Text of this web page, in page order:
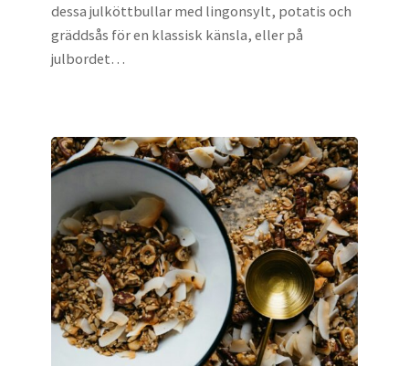
dessa julköttbullar med lingonsylt, potatis och
gräddsås för en klassisk känsla, eller på
julbordet…